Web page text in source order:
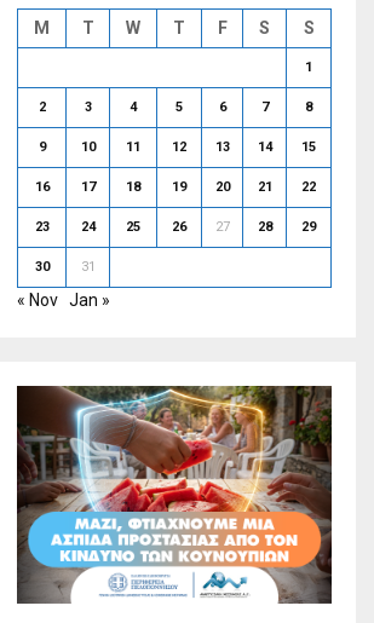
M T W T F S S
1
2 3 4 5 6 7 8
9 10 11 12 13 14 15
16 17 18 19 20 21 22
23 24 25 26 27 28 29
30 31
« Nov Jan »